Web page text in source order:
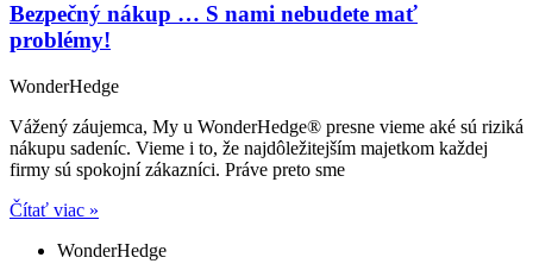
Bezpečný nákup … S nami nebudete mať
problémy!
WonderHedge
Vážený záujemca, My u WonderHedge® presne vieme aké sú riziká
nákupu sadeníc. Vieme i to, že najdôležitejším majetkom každej
firmy sú spokojní zákazníci. Práve preto sme
Čítať viac »
WonderHedge